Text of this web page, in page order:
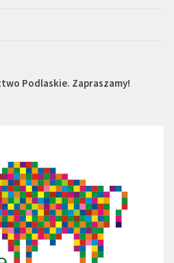
Podlaskie. Zapraszamy!